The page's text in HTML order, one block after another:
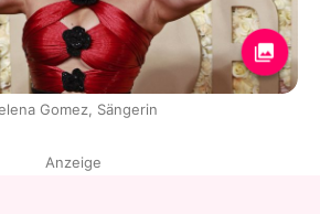
Gomez, Sängerin
Anzeige